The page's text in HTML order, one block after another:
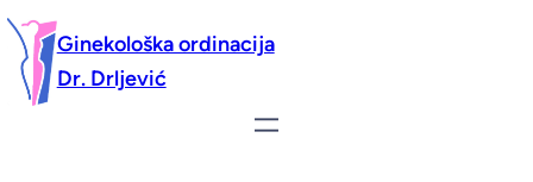
Ginekološka ordinacija
Dr. Drljević